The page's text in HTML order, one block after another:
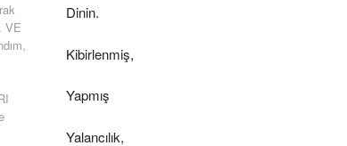
VE
Dinin.
Kibirlenmiş,
Yapmış
Yalancılık,